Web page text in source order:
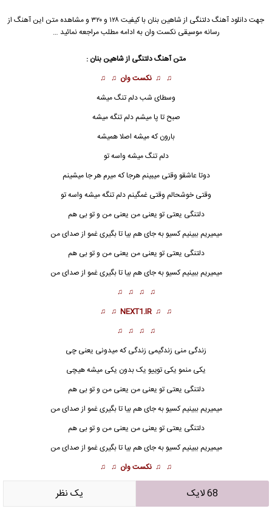
جهت دانلود آهنگ دلتنگی از شاهین بنان با کیفیت ۱۲۸ و ۳۲۰ و مشاهده متن این آهنگ از
رسانه موسیقی نکست وان به ادامه مطلب مراجعه نمائید …
متن آهنگ دلتنگی از شاهین بنان :
♫ ♫ نکست وان ♫ ♫
وسطای شب دلم تنگ میشه
صبح تا پا میشم دلم تنگه میشه
بارون که میشه اصلا همیشه
دلم تنگ میشه واسه تو
دوتا عاشقو وقتی میبینم هرجا که میرم هر جا میشینم
وقتی خوشحالم وقتی غمگینم دلم تنگه میشه واسه تو
دلتنگی یعتی تو یعنی من یعنی من و تو بی هم
میمیریم ببینیم کسیو به جای هم بیا تا بگیری غمو از صدای من
دلتنگی یعتی تو یعنی من یعنی من و تو بی هم
میمیریم ببینیم کسیو به جای هم بیا تا بگیری غمو از صدای من
♫ ♫ ♫ ♫
♫ ♫
NEXT1.IR
♫ ♫
♫ ♫ ♫ ♫
زندگی منی زندگیمی زندگی که میدونی یعنی چی
یکی منمو یکی توییو یک بدون یکی میشه هیچی
دلتنگی یعتی تو یعنی من یعنی من و تو بی هم
میمیریم ببینیم کسیو به جای هم بیا تا بگیری غمو از صدای من
دلتنگی یعتی تو یعنی من یعنی من و تو بی هم
میمیریم ببینیم کسیو به جای هم بیا تا بگیری غمو از صدای من
♫ ♫ نکست وان ♫ ♫
68 لایک يک نظر